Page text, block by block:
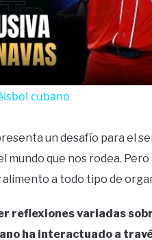
Video
cubano
un desafío para el
mundo que nos rodea.
a todo tipo de
reflexiones variadas
ha interactuado a